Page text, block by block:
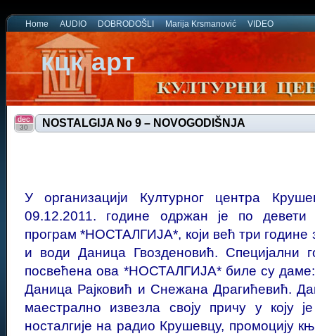
Home AUDIO DOBRODOŠLI Marija Krsmanović VIDEO
кцк арт
NOSTALGIJA No 9 – NOVOGODIŠNJA
dec
30
У организацији Културног центра
09.12.2011. године одржан је по девети
програм *НОСТАЛГИЈА*, који већ три
и води Даница Гвозденовић. Специјални
посвећена ова *НОСТАЛГИЈА* биле су
Даница Рајковић и Снежана Драгићевић.
маестрално извезла своју причу у коју
носталгије на радио Крушевцу, промоцију